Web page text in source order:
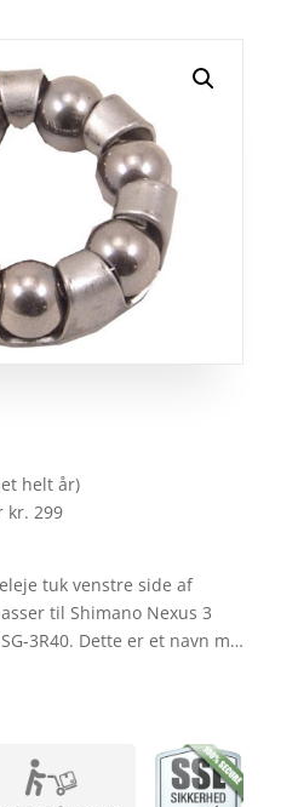
helt år)
kr. 299
tuk venstre side af
til Shimano Nexus 3
3R40. Dette er et navn m…